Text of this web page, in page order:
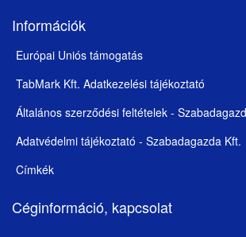
Információk
Európai Uniós támogatás
TabMark Kft. Adatkezelési tájékoztató
Általános szerződési feltételek -
Adatvédelmi tájékoztató - Szabadagazda Kft.
Címkék
Céginformáció, kapcsolat